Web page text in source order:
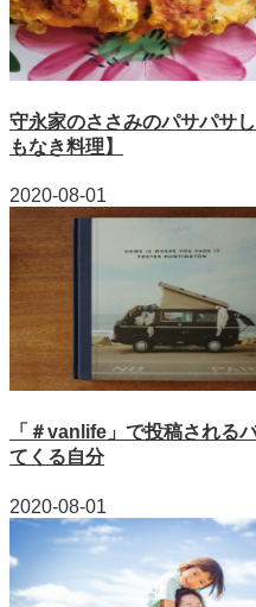
守永家のささみのパサパサ
もなき料理】
2020-08-01
「＃vanlife」で投稿される
てくる自分
2020-08-01